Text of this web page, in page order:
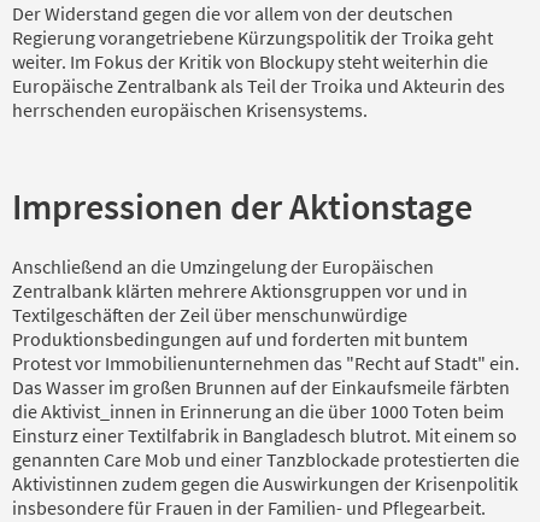
Der Widerstand gegen die vor allem von der deutschen
Regierung vorangetriebene Kürzungspolitik der Troika geht
weiter. Im Fokus der Kritik von Blockupy steht weiterhin die
Europäische Zentralbank als Teil der Troika und Akteurin des
herrschenden europäischen Krisensystems.
Impressionen der Aktionstage
Anschließend an die Umzingelung der Europäischen
Zentralbank klärten mehrere Aktionsgruppen vor und in
Textilgeschäften der Zeil über menschunwürdige
Produktionsbedingungen auf und forderten mit buntem
Protest vor Immobilienunternehmen das "Recht auf Stadt" ein.
Das Wasser im großen Brunnen auf der Einkaufsmeile färbten
die Aktivist_innen in Erinnerung an die über 1000 Toten beim
Einsturz einer Textilfabrik in Bangladesch blutrot. Mit einem so
genannten Care Mob und einer Tanzblockade protestierten die
Aktivistinnen zudem gegen die Auswirkungen der Krisenpolitik
insbesondere für Frauen in der Familien- und Pflegearbeit.